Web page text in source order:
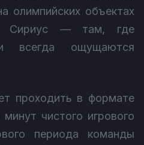
олимпийских объектах
Сириус — там, где
всегда ощущаются
проходить в формате
чистого игрового
периода команды